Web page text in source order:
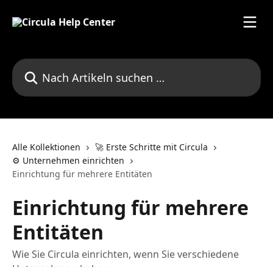
Nach Artikeln suchen …
Alle Kollektionen
🚀 Erste Schritte mit Circula
⚙️ Unternehmen einrichten
Einrichtung für mehrere Entitäten
Einrichtung für mehrere
Entitäten
Wie Sie Circula einrichten, wenn Sie verschiedene